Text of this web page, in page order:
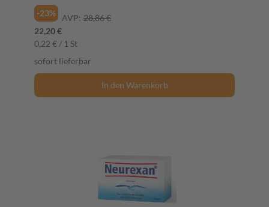
-23%
AVP: 28,86 €
22,20 €
0,22 € / 1 St
sofort lieferbar
In den Warenkorb